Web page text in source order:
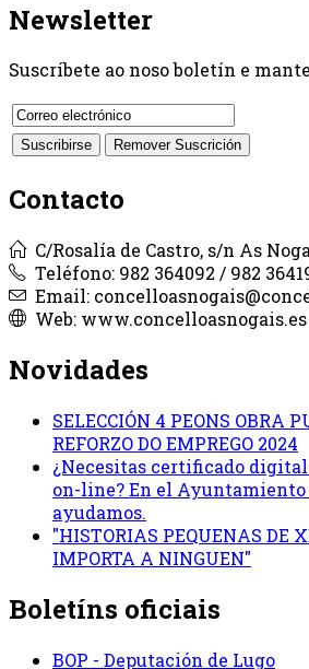
Newsletter
Suscríbete ao noso boletín e
Contacto
C/Rosalía de Castro, s/n As
Teléfono: 982 364092 / 982
Email:
Web: www.concelloasnogais.es
Novidades
SELECCIÓN 4 PEONS OBRA
REFORZO DO EMPREGO 2024
¿Necesitas certificado
on-line? En el Ayuntamiento
ayudamos.
"HISTORIAS PEQUENAS DE
IMPORTA A NINGUEN"
Boletíns oficiais
BOP - Deputación de Lugo